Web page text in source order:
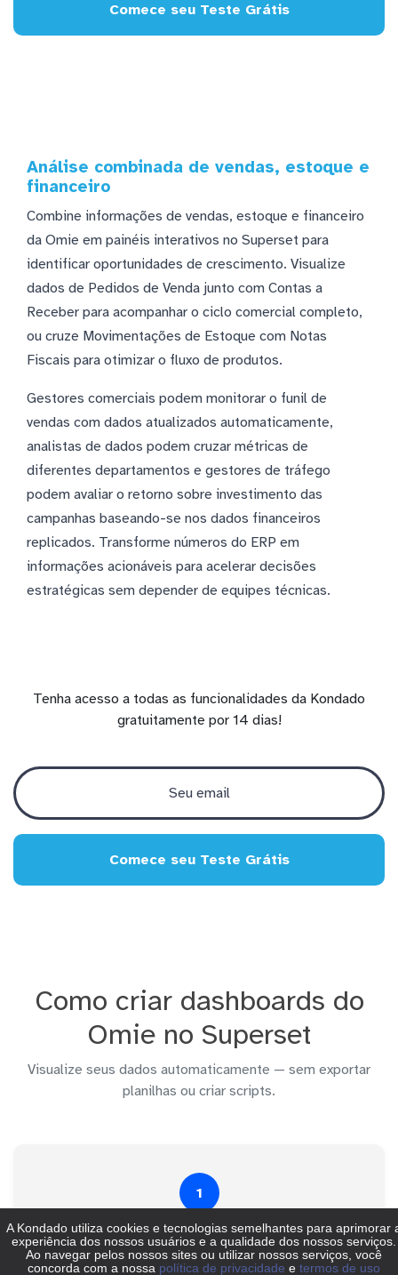
Comece seu Teste Grátis
Análise combinada de vendas, estoque e
financeiro
Combine informações de vendas, estoque e financeiro
da Omie em painéis interativos no Superset para
identificar oportunidades de crescimento. Visualize
dados de Pedidos de Venda junto com Contas a
Receber para acompanhar o ciclo comercial completo,
ou cruze Movimentações de Estoque com Notas
Fiscais para otimizar o fluxo de produtos.
Gestores comerciais podem monitorar o funil de
vendas com dados atualizados automaticamente,
analistas de dados podem cruzar métricas de
diferentes departamentos e gestores de tráfego
podem avaliar o retorno sobre investimento das
campanhas baseando-se nos dados financeiros
replicados. Transforme números do ERP em
informações acionáveis para acelerar decisões
estratégicas sem depender de equipes técnicas.
Tenha acesso a todas as funcionalidades da Kondado
gratuitamente por 14 dias!
Comece seu Teste Grátis
Como criar dashboards do
Omie no Superset
Visualize seus dados automaticamente — sem exportar
planilhas ou criar scripts.
1
Conecte a Omie na Kondado
Acesse a plataforma da Kondado, selecioneOmiecomo fonte e